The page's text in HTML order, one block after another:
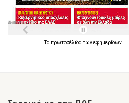
Ταπρωτοσέλιδατωνεφημερίδων